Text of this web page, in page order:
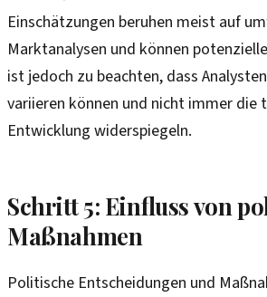
Einschätzungen beruhen meist auf
Marktanalysen und können
ist jedoch zu beachten, dass
variieren können und nicht immer die
Entwicklung widerspiegeln.
Schritt 5: Einfluss von
Maßnahmen
Politische Entscheidungen und